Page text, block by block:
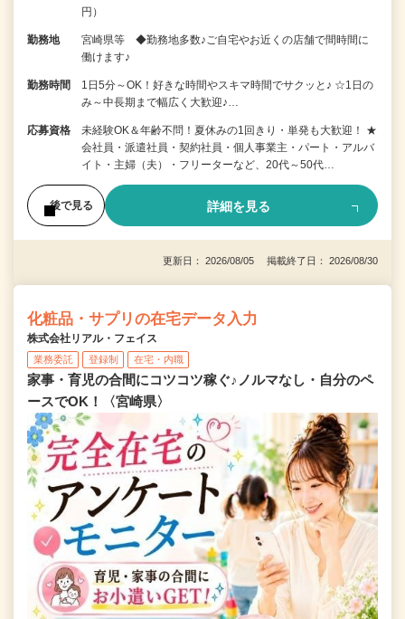
円）
勤務地
宮崎県等 ◆勤務地多数♪ご自宅やお近くの店舗で間時間に
働けます♪
勤務時間
1日5分～OK！好きな時間やスキマ時間でサクッと♪ ☆1日の
み～中長期まで幅広く大歓迎♪…
応募資格
未経験OK＆年齢不問！夏休みの1回きり・単発も大歓迎！ ★
会社員・派遣社員・契約社員・個人事業主・パート・アルバ
イト・主婦（夫）・フリーターなど、20代～50代…
後で見る 詳細を見る
更新日： 2026/08/05 掲載終了日： 2026/08/30
化粧品・サプリの在宅データ入力
株式会社リアル・フェイス
業務委託 登録制 在宅・内職
家事・育児の合間にコツコツ稼ぐ♪ノルマなし・自分のペ
ースでOK！〈宮崎県〉